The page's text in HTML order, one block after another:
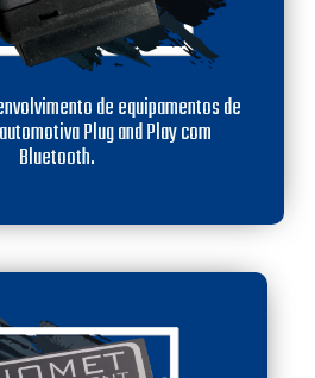
de equipamentos de
Plug and Play com
Bluetooth.